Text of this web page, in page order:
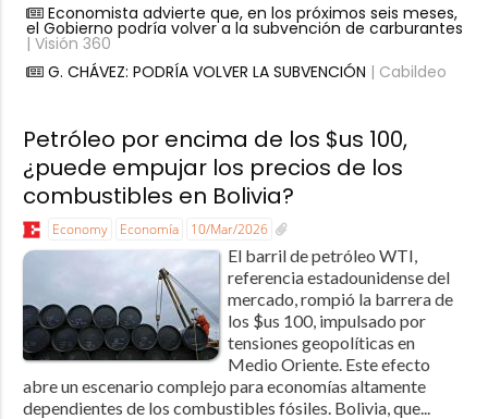
Economista advierte que, en los próximos seis meses,
el Gobierno podría volver a la subvención de carburantes
| Visión 360
G. CHÁVEZ: PODRÍA VOLVER LA SUBVENCIÓN | Cabildeo
Petróleo por encima de los $us 100,
¿puede empujar los precios de los
combustibles en Bolivia?
Economy Economía 10/Mar/2026
El barril de petróleo WTI,
referencia estadounidense del
mercado, rompió la barrera de
los $us 100, impulsado por
tensiones geopolíticas en
Medio Oriente. Este efecto
abre un escenario complejo para economías altamente
dependientes de los combustibles fósiles. Bolivia, que...